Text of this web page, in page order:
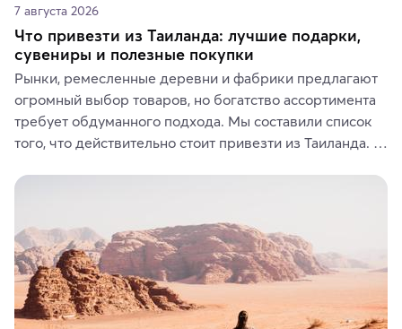
7 августа 2026
Что привезти из Таиланда: лучшие подарки,
сувениры и полезные покупки
Рынки, ремесленные деревни и фабрики предлагают
огромный выбор товаров, но богатство ассортимента
требует обдуманного подхода. Мы составили список
того, что действительно стоит привезти из Таиланда.
средства, одежду, украшения, предметы интерьера
где их купить.